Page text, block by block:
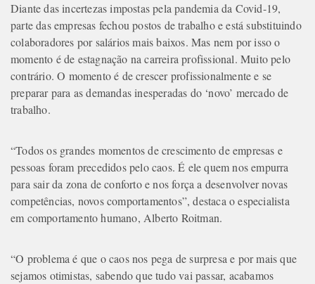
Diante das incertezas impostas pela pandemia da Covid-19,
parte das empresas fechou postos de trabalho e está substituindo
colaboradores por salários mais baixos. Mas nem por isso o
momento é de estagnação na carreira profissional. Muito pelo
contrário. O momento é de crescer profissionalmente e se
preparar para as demandas inesperadas do ‘novo’ mercado de
trabalho.
“Todos os grandes momentos de crescimento de empresas e
pessoas foram precedidos pelo caos. É ele quem nos empurra
para sair da zona de conforto e nos força a desenvolver novas
competências, novos comportamentos”, destaca o especialista
em comportamento humano, Alberto Roitman.
“O problema é que o caos nos pega de surpresa e por mais que
sejamos otimistas, sabendo que tudo vai passar, acabamos